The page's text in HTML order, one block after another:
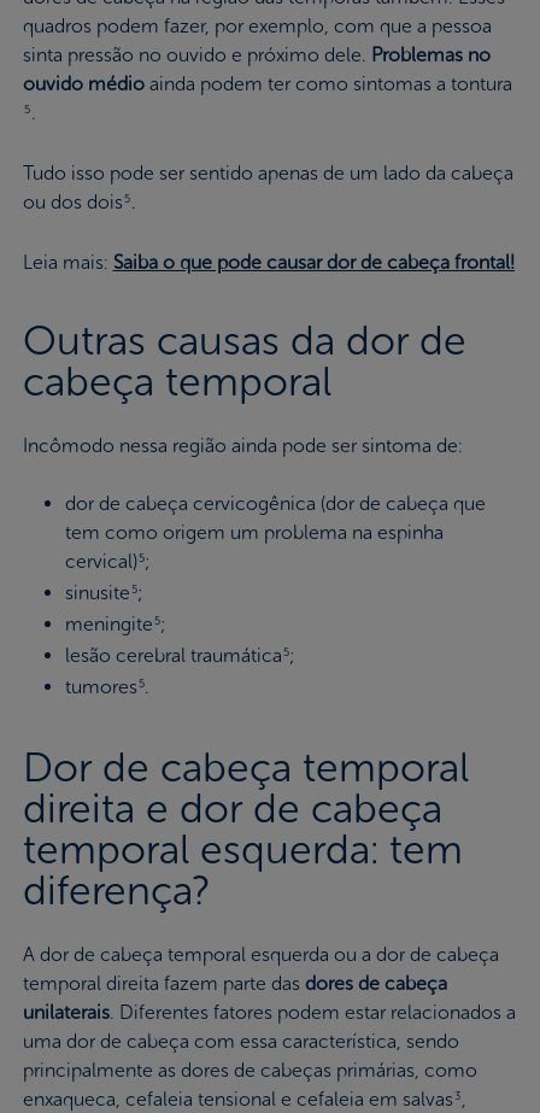
quadros podem fazer, por exemplo, com que a pessoa
sinta pressão no ouvido e próximo dele. Problemas no
ouvido médioainda podem ter como sintomas a tontura
5.
Tudo isso pode ser sentido apenas de um lado da cabeça
ou dos dois5.
Leia mais: Saiba o que pode causar dor de cabeça frontal!
Outras causas da dor de
cabeça temporal
Incômodo nessa região ainda pode ser sintoma de:
dor de cabeça cervicogênica (dor de cabeça que
tem como origem um problema na espinha
cervical)5;
sinusite5;
meningite5;
lesão cerebral traumática5;
tumores5.
Dor de cabeça temporal
direita e dor de cabeça
temporal esquerda: tem
diferença?
A dor de cabeça temporal esquerda ou a dor de cabeça
temporal direita fazem parte das dores de cabeça
unilaterais. Diferentes fatores podem estar relacionados a
uma dor de cabeça com essa característica, sendo
principalmente as dores de cabeças primárias, como
enxaqueca, cefaleia tensional e cefaleia em salvas3,